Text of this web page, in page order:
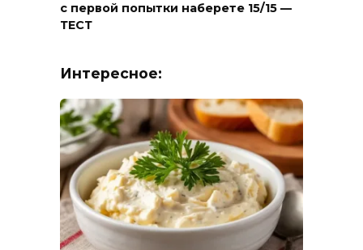
с первой попытки наберете 15/15 —
ТЕСТ
Интересное: